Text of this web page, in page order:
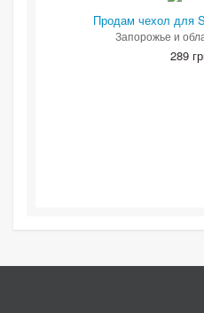
Продам чехол для
Запорожье и
289